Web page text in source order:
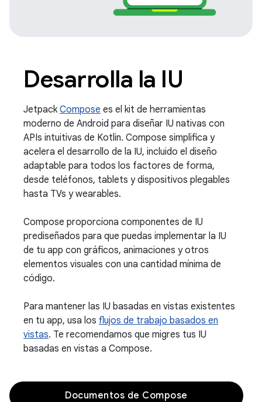
Desarrolla la IU
Jetpack Compose es el kit de herramientas
moderno de Android para diseñar IU nativas con
APIs intuitivas de Kotlin. Compose simplifica y
acelera el desarrollo de la IU, incluido el diseño
adaptable para todos los factores de forma,
desde teléfonos, tablets y dispositivos plegables
hasta TVs y wearables.
Compose proporciona componentes de IU
prediseñados para que puedas implementar la IU
de tu app con gráficos, animaciones y otros
elementos visuales con una cantidad mínima de
código.
Para mantener las IU basadas en vistas existentes
en tu app, usa los flujos de trabajo basados en
vistas. Te recomendamos que migres tus IU
basadas en vistas a Compose.
Documentos de Compose